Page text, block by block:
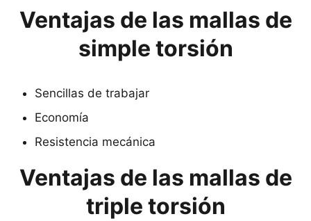
Ventajas de las mallas de
simple torsión
Sencillas de trabajar
Economía
Resistencia mecánica
Ventajas de las mallas de
triple torsión